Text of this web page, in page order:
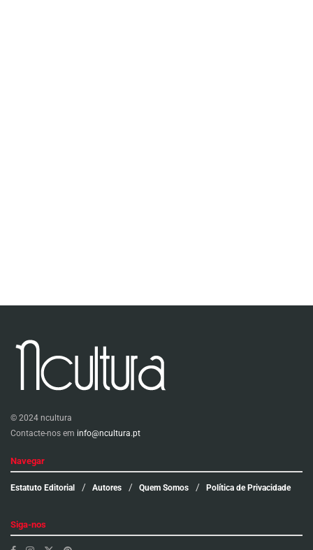
© 2024 ncultura
Contacte-nos em info@ncultura.pt
Navegar
Estatuto Editorial Autores Quem Somos Política de Privacidade
Siga-nos